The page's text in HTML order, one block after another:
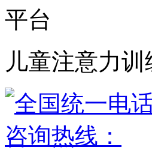
儿童注意力训